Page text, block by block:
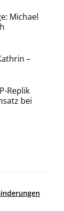
Michael
–
Replik
bei